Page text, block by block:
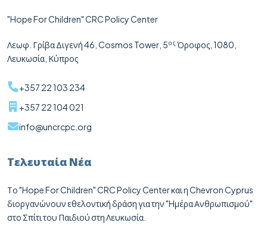
"Hope For Children" CRC Policy Center
Λεωφ. Γρίβα Διγενή 46, Cosmos Tower , 5ος Όροφος, 1080,
Λευκωσία, Κύπρος
+357 22 103 234
+357 22 104 021
info@uncrcpc.org
Τελευταία Νέα
Το "Hope For Children" CRC Policy Center και η Chevron Cyprus
διοργανώνουν εθελοντική δράση για την "Hμέρα Ανθρωπισμού"
στο Σπίτι του Παιδιού στη Λευκωσία.